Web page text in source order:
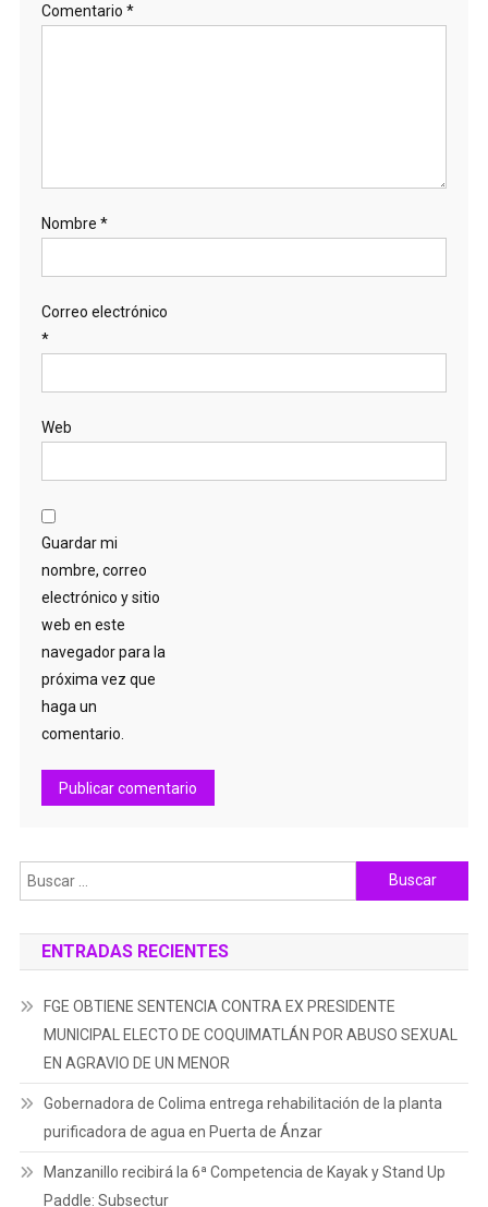
Comentario *
Nombre *
Correo electrónico
*
Web
Guardar mi
nombre, correo
electrónico y sitio
web en este
navegador para la
próxima vez que
haga un
comentario.
Buscar:
ENTRADAS RECIENTES
FGE OBTIENE SENTENCIA CONTRA EX PRESIDENTE
MUNICIPAL ELECTO DE COQUIMATLÁN POR ABUSO SEXUAL
EN AGRAVIO DE UN MENOR
Gobernadora de Colima entrega rehabilitación de la planta
purificadora de agua en Puerta de Ánzar
Manzanillo recibirá la 6ª Competencia de Kayak y Stand Up
Paddle: Subsectur